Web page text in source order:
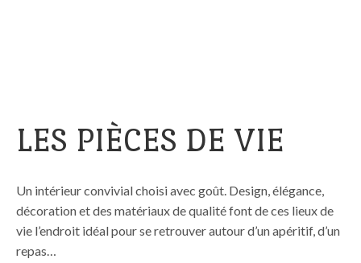
LES PIÈCES DE VIE
Un intérieur convivial choisi avec goût. Design, élégance,
décoration et des matériaux de qualité font de ces lieux de
vie l’endroit idéal pour se retrouver autour d’un apéritif, d’un
repas…